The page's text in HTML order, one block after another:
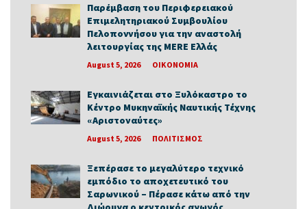
Παρέμβαση του Περιφερειακού
Επιμελητηριακού Συμβουλίου
Πελοποννήσου για την αναστολή
λειτουργίας της MERE Ελλάς
August 5, 2026 ΟΙΚΟΝΟΜΙΑ
Εγκαινιάζεται στο Ξυλόκαστρο το
Κέντρο Μυκηναϊκής Ναυτικής Τέχνης
«Αριστοναύτες»
August 5, 2026 ΠΟΛΙΤΙΣΜΟΣ
Ξεπέρασε το μεγαλύτερο τεχνικό
εμπόδιο το αποχετευτικό του
Σαρωνικού – Πέρασε κάτω από την